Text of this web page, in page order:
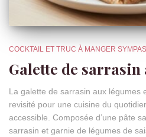
COCKTAIL ET TRUC À MANGER SYMPAS
Galette de sarrasin
La galette de sarrasin aux légumes
revisité pour une cuisine du
accessible. Composée d’une pâte
sarrasin et garnie de légumes de